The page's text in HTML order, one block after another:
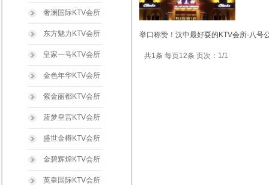
举口称赞！汉中最好耍的KTV会所-八号
共1条 每页12条 页次：1/1
奢澜国际KTV会所
东方魅力KTV会所
皇家一号KTV会所
金色年华KTV会所
紫金丽都KTV会所
蓝梦皇宫KTV会所
盛世金樽KTV会所
金碧辉煌KTV会所
英皇国际KTV会所